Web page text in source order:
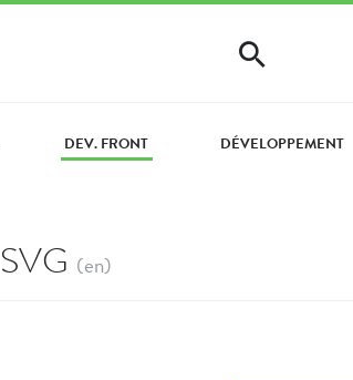
DEV. FRONT DÉVELOPPEMENT
(en)